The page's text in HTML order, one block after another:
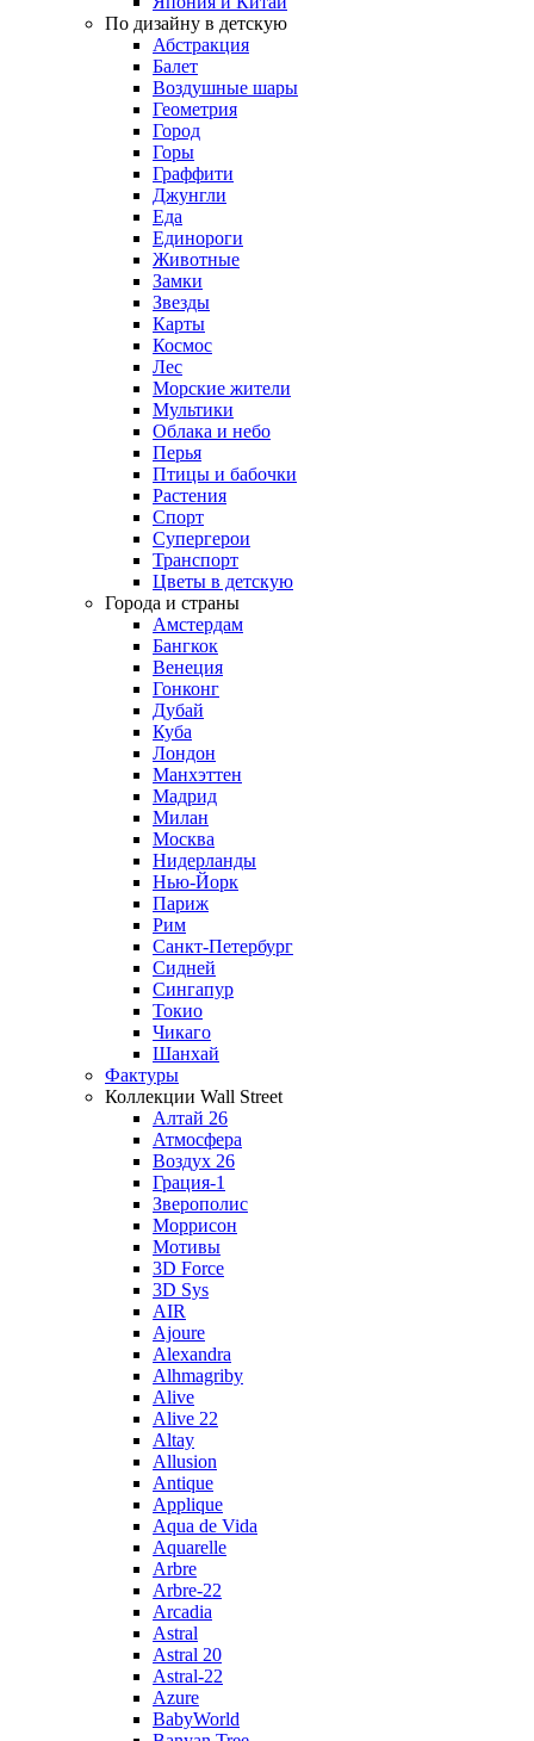
По дизайну в детскую
Абстракция
Балет
Воздушные шары
Геометрия
Город
Горы
Граффити
Джунгли
Еда
Единороги
Животные
Замки
Звезды
Карты
Космос
Лес
Морские жители
Мультики
Облака и небо
Перья
Птицы и бабочки
Растения
Спорт
Супергерои
Транспорт
Цветы в детскую
Города и страны
Амстердам
Бангкок
Венеция
Гонконг
Дубай
Куба
Лондон
Манхэттен
Мадрид
Милан
Москва
Нидерланды
Нью-Йорк
Париж
Рим
Санкт-Петербург
Сидней
Сингапур
Токио
Чикаго
Шанхай
Фактуры
Коллекции Wall Street
Алтай 26
Атмосфера
Воздух 26
Грация-1
Зверополис
Моррисон
Мотивы
3D Force
3D Sys
AIR
Ajoure
Alexandra
Alhmagriby
Alive
Alive 22
Altay
Allusion
Antique
Applique
Aqua de Vida
Aquarelle
Arbre
Arbre-22
Arcadia
Astral
Astral 20
Astral-22
Azure
BabyWorld